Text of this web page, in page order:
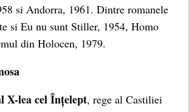
si Andorra, 1961. Dintre romanele
si Eu nu sunt Stiller, 1954, Homo
din Holocen, 1979.
X-lea cel Înțelept, rege al Castiliei